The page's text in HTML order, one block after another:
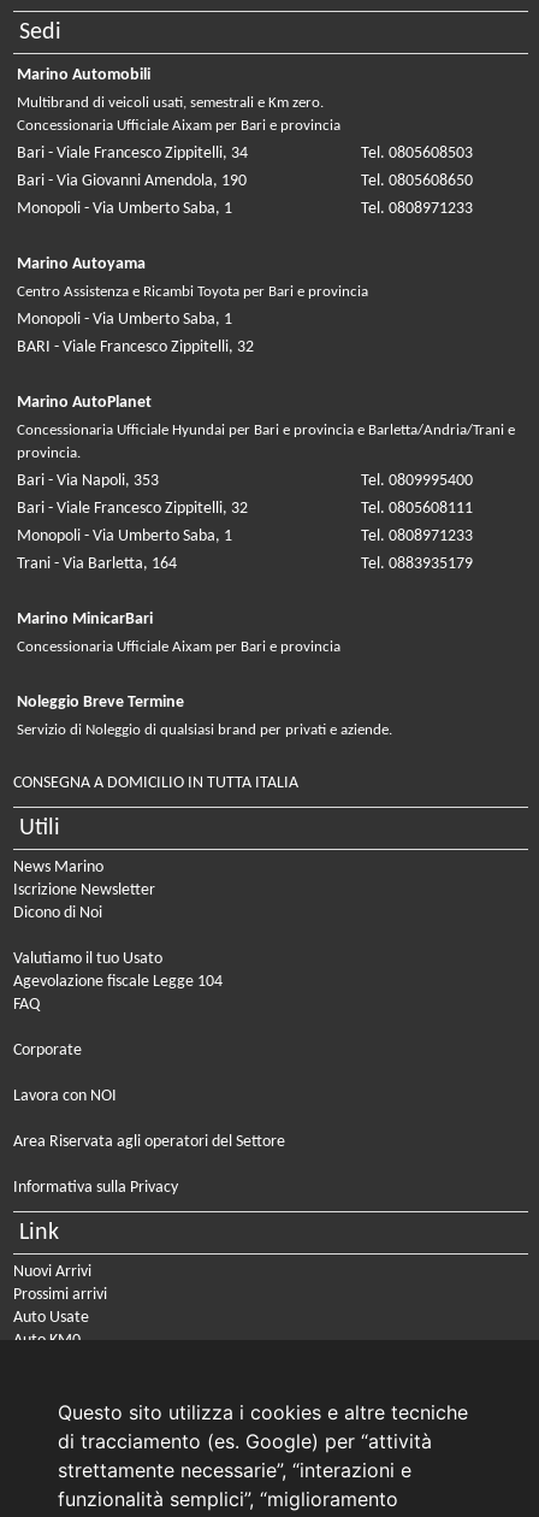
Questo sito utilizza i cookies e altre tecniche
di tracciamento (es. Google) per “attività
strettamente necessarie”, “interazioni e
funzionalità semplici”, “miglioramento
Sedi
Marino Automobili
Multibrand di veicoli usati, semestrali e Km zero.
Concessionaria Ufficiale Aixam per Bari e provincia
Bari - Viale Francesco Zippitelli, 34
Tel. 0805608503
Bari - Via Giovanni Amendola, 190
Tel. 0805608650
Monopoli - Via Umberto Saba, 1
Tel. 0808971233
Marino Autoyama
Centro Assistenza e Ricambi Toyota per Bari e provincia
Monopoli - Via Umberto Saba, 1
BARI - Viale Francesco Zippitelli, 32
Marino AutoPlanet
Concessionaria Ufficiale Hyundai per Bari e provincia e Barletta/Andria/Trani e
provincia.
Bari - Via Napoli, 353
Tel. 0809995400
Bari - Viale Francesco Zippitelli, 32
Tel. 0805608111
Monopoli - Via Umberto Saba, 1
Tel. 0808971233
Trani - Via Barletta, 164
Tel. 0883935179
Marino MinicarBari
Concessionaria Ufficiale Aixam per Bari e provincia
Noleggio Breve Termine
Servizio di Noleggio di qualsiasi brand per privati e aziende.
CONSEGNA A DOMICILIO IN TUTTA ITALIA
Utili
News Marino
Iscrizione Newsletter
Dicono di Noi
Valutiamo il tuo Usato
Agevolazione fiscale Legge 104
FAQ
Corporate
Lavora con NOI
Area Riservata agli operatori del Settore
Informativa sulla Privacy
Link
Nuovi Arrivi
Prossimi arrivi
Auto Usate
Auto KM0
PRENOTA IL TUO INTERVENTO DI OFFICINA
PRENOTA LA REVISIONE DELLA TUA AUTO
Consulente Online Usato: 0805608980